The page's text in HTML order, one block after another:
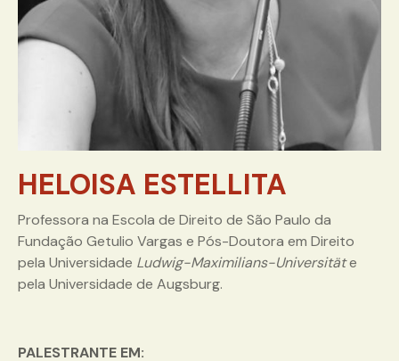
HELOISA ESTELLITA
Professora na Escola de Direito de São Paulo da
Fundação Getulio Vargas e Pós-Doutora em Direito
pela Universidade Ludwig-Maximilians-Universitäte
pela Universidade de Augsburg.
PALESTRANTE EM: